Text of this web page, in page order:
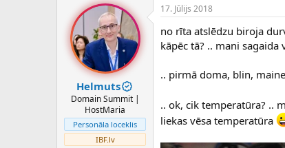
e
d
e
u
s
ā
c
k
u
m
a
d
a
t
u
m
s
Helmuts
Domain Summit |
HostMaria
Personāla loceklis
IBF.lv
17. Jūlijs 2018
no rīta atslēdzu biroja
kāpēc tā? .. mani sagaida
.. pirmā doma, blin,
.. ok, cik temperatūra? ..
liekas vēsa temperatūra